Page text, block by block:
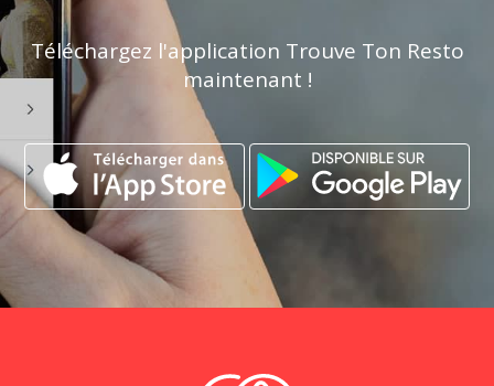
Téléchargez l'application Trouve Ton Resto
maintenant !